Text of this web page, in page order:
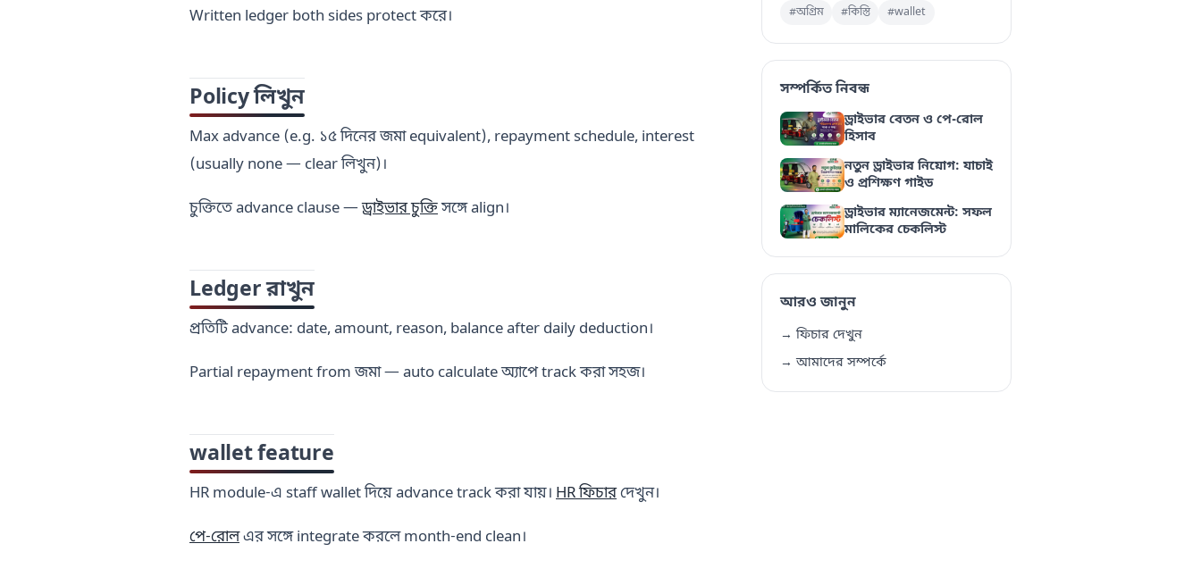
Written ledger both sides protect করে।
Policy লিখুন
Max advance (e.g. ১৫ দিনের জমা equivalent), repayment schedule, interest
(usually none — clear লিখুন)।
চুক্তিতে advance clause —ড্রাইভার চুক্তিসঙ্গে align।
Ledger রাখুন
প্রতিটি advance: date, amount, reason, balance after daily deduction।
Partial repayment from জমা — auto calculate অ্যাপে track করা সহজ।
wallet feature
HR module-এ staff wallet দিয়ে advance track করা যায়। HR ফিচারদেখুন।
পে-রোলএর সঙ্গে integrate করলে month-end clean।
#অগ্রিম #কিস্তি #wallet
সম্পর্কিত নিবন্ধ
ড্রাইভার বেতন ও পে-রোল
হিসাব
নতুন ড্রাইভার নিয়োগ: যাচাই
ও প্রশিক্ষণ গাইড
ড্রাইভার ম্যানেজমেন্ট: সফল
মালিকের চেকলিস্ট
আরও জানুন
→ ফিচার দেখুন
→ আমাদের সম্পর্কে